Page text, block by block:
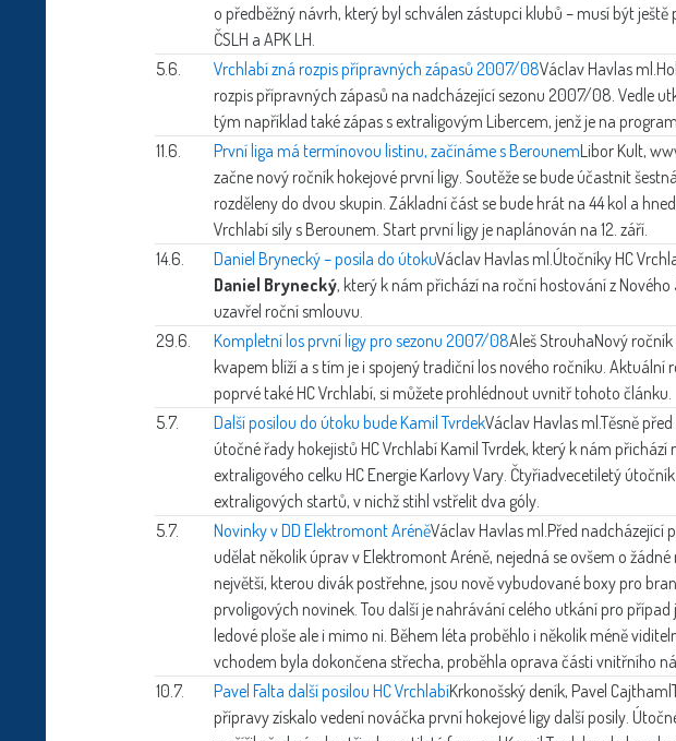
o předběžný návrh, který byl schválen zástupci klubů – musí být
ČSLH a APK LH.
5.6.
Vrchlabí zná rozpis přípravných zápasů 2007/08Václav Havlas ml.
rozpis přípravných zápasů na nadcházející sezonu 2007/08. Vedle
tým například také zápas s extraligovým Libercem, jenž je na
11.6.
První liga má termínovou listinu, začínáme s BerounemLibor Kult,
začne nový ročník hokejové první ligy. Soutěže se bude účastnit
rozděleny do dvou skupin. Základní část se bude hrát na 44 kol a
Vrchlabí síly s Berounem. Start první ligy je naplánován na 12. září.
14.6.
Daniel Brynecký – posila do útokuVáclav Havlas ml. Útočníky HC
Daniel Brynecký, který k nám přichází na roční hostování z
uzavřel roční smlouvu.
29.6.
Kompletní los první ligy pro sezonu 2007/08Aleš StrouhaNový
kvapem blíží a s tím je i spojený tradiční los nového ročníku. Aktuální
poprvé také HC Vrchlabí, si můžete prohlédnout uvnitř tohoto článku.
5.7.
Další posilou do útoku bude Kamil TvrdekVáclav Havlas ml.Těsně
útočné řady hokejistů HC Vrchlabí Kamil Tvrdek, který k nám přichází
extraligového celku HC Energie Karlovy Vary. Čtyřiadvecetiletý
extraligových startů, v nichž stihl vstřelit dva góly.
5.7.
Novinky v DD Elektromont AréněVáclav Havlas ml. Před nadcházející
udělat několik úprav v Elektromont Aréně, nejedná se ovšem o
největší, kterou divák postřehne, jsou nově vybudované boxy pro
prvoligových novinek. Tou další je nahrávání celého utkání pro
ledové ploše ale i mimo ni. Během léta proběhlo i několik méně
vchodem byla dokončena střecha, proběhla oprava části vnitřního
10.7.
Pavel Falta další posilou HC VrchlabíKrkonošský deník, Pavel Cajthaml
přípravy získalo vedení nováčka první hokejové ligy další posily.